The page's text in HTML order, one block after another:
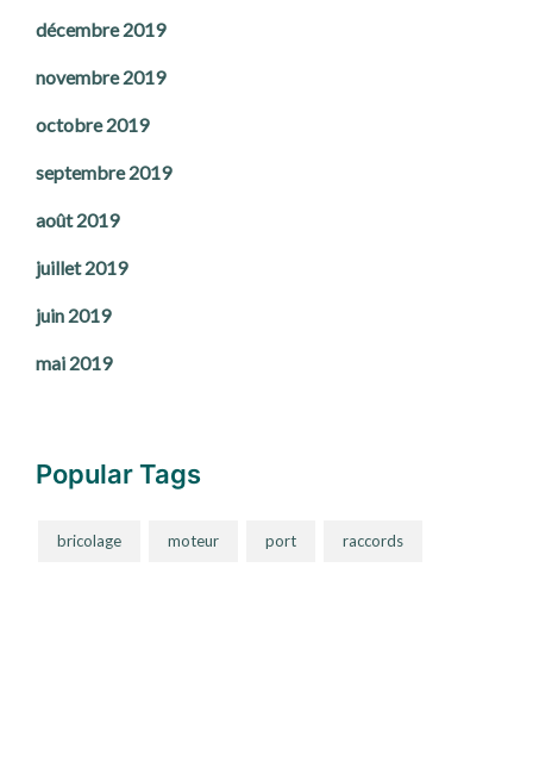
décembre 2019
novembre 2019
octobre 2019
septembre 2019
août 2019
juillet 2019
juin 2019
mai 2019
Popular Tags
bricolage moteur port raccords